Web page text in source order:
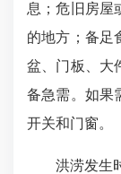
息；危旧房屋
的地方；备足
盆、门板、大
备急需。如果
开关和门窗。
洪涝发生